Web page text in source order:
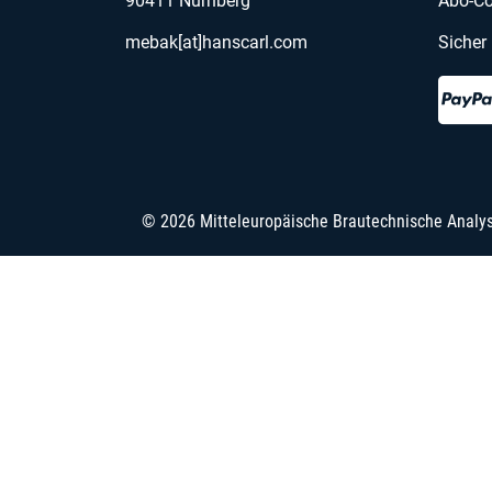
mebak[at]hanscarl.com
Sicher
© 2026 Mitteleuropäische Brautechnische